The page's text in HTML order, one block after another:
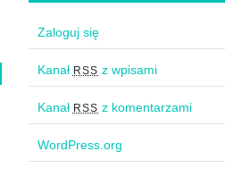
Zaloguj się
Kanał RSS z wpisami
Kanał RSS z komentarzami
WordPress.org